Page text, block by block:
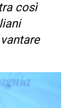
così